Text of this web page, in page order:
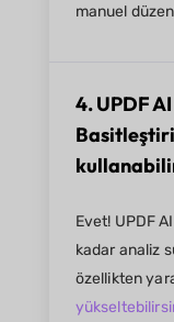
manuel
4. UPDF
Evet! UPDF
kadar analiz
özellikten